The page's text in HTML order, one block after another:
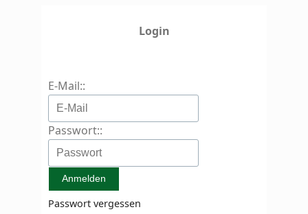
Login
E-Mail::
Passwort::
Passwort vergessen